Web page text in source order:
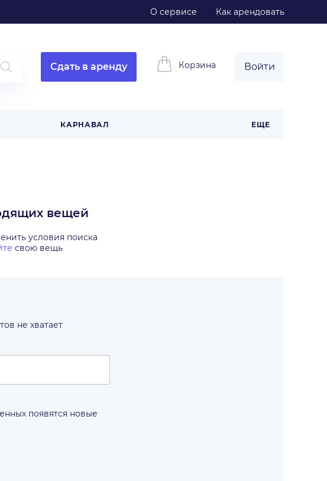
О сервисе Как арендовать
Сдать в аренду Корзина Войти
КАРНАВАЛ ЕЩЕ
вещей
условия поиска
свою вещь
не хватает
появятся новые